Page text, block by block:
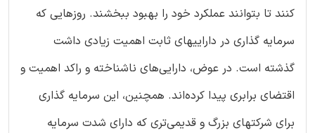
کنند تا بتوانند عملکرد خود را بهبود ببخشند. روزهایی که
سرمایه گذاری در داراییهای ثابت اهمیت زیادی داشت
گذشته است. در عوض، دارایی‌های ناشناخته و راکد اهمیت و
اقتضای برابری پیدا کرده‌اند. همچنین، این سرمایه گذاری
برای شرکتهای بزرگ و قدیمی‌تری که دارای شدت سرمایه